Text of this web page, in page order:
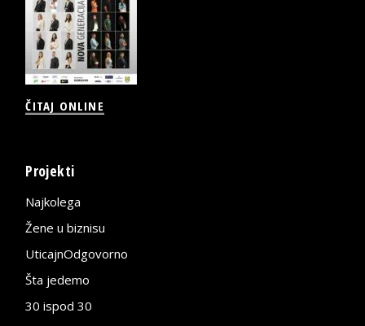
ČITAJ ONLINE
Projekti
Najkolega
Žene u biznisu
UticajnOdgovorno
Šta jedemo
30 ispod 30